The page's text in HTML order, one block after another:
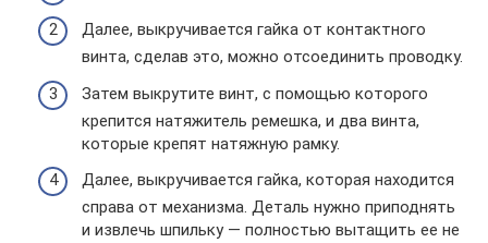
Далее, выкручивается гайка от контактного
винта, сделав это, можно отсоединить проводку.
Затем выкрутите винт, с помощью которого
крепится натяжитель ремешка, и два винта,
которые крепят натяжную рамку.
Далее, выкручивается гайка, которая находится
справа от механизма. Деталь нужно приподнять
и извлечь шпильку — полностью вытащить ее не